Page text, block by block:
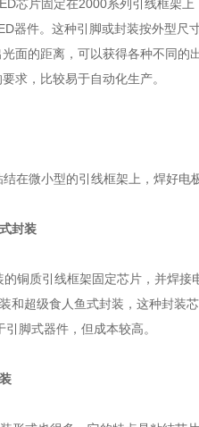
芯片固定在2000系列引线框架
器件。这种引脚或封装按外型尺
面的距离，可以获得各种不同的
求，比较易于自动化生产。
在微小型的引线框架上，焊好电
封装
铜质引线框架固定芯片，并焊接
和超级食人鱼式封装，这种封装
脚式器件，但成本较高。